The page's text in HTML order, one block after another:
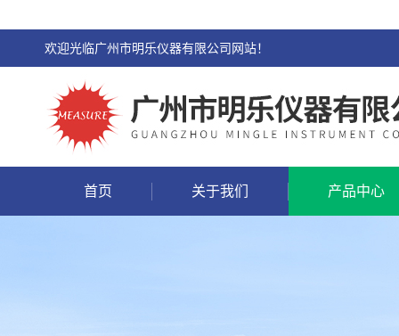
欢迎光临广州市明乐仪器有限公司网站！
首页 关于我们 产品中心